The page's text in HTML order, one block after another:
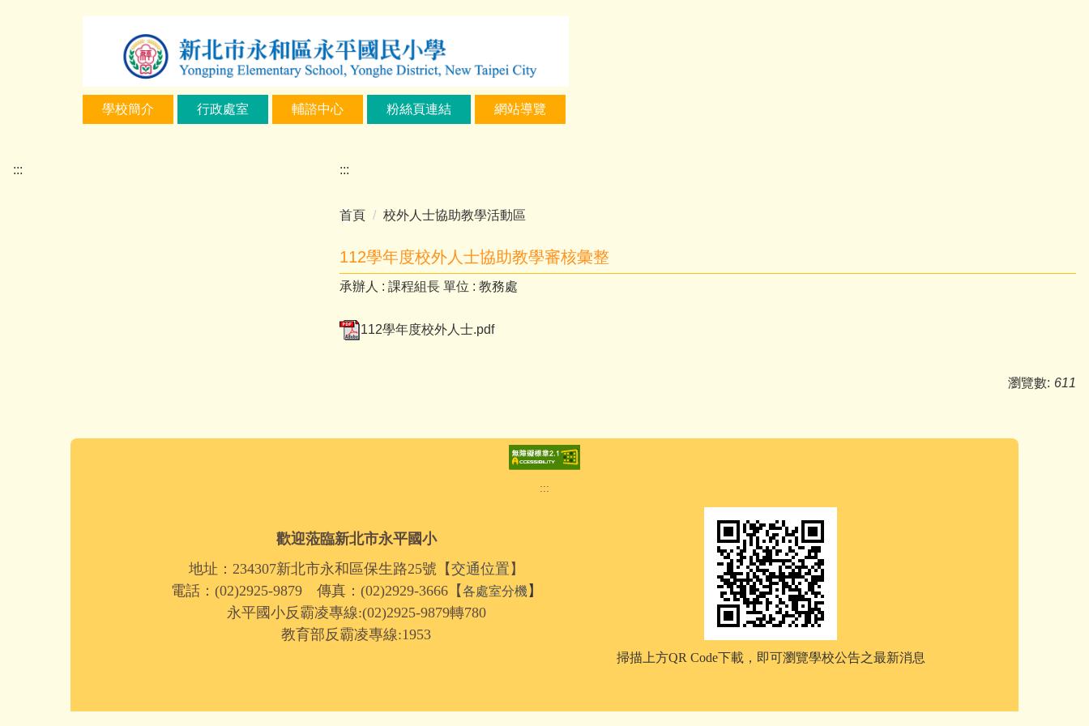
學校簡介 行政處室 輔諮中心 粉絲頁連結 網站導覽
::: :::
首頁 校外人士協助教學活動區
112學年度校外人士協助教學審核彙整
承辦人 :課程組長單位 :教務處
112學年度校外人士.pdf
瀏覽數: 611
:::
歡迎蒞臨新北市永平國小
地址：234307新北市永和區保生路25號【交通位置 】
電話：(02)2925-9879 傳真：(02)2929-3666【各處室分機】
永平國小反霸凌專線:(02)2925-9879轉780
教育部反霸凌專線:1953
掃描上方QR Code下載， 即可瀏覽學校公告之最新消息